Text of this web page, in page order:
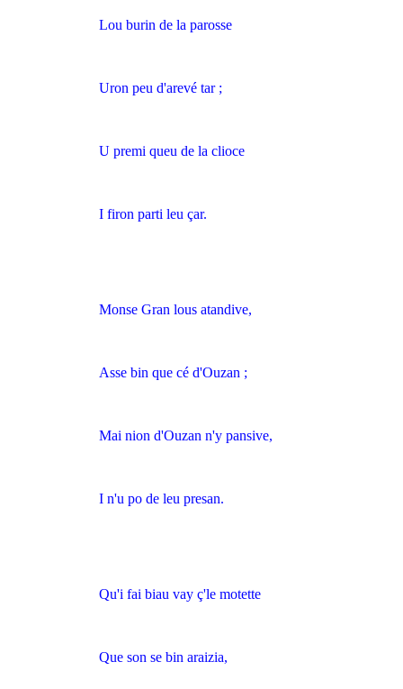
Lou burin de la parosse
Uron peu d'arevé tar ;
U premi queu de la clioce
I firon parti leu çar.
Monse Gran lous atandive,
Asse bin que cé d'Ouzan ;
Mai nion d'Ouzan n'y pansive,
I n'u po de leu presan.
Qu'i fai biau vay ç'le motette
Que son se bin araizia,